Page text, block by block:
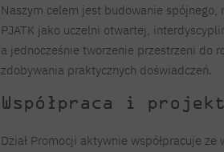
Naszym celem jest budowanie spójnego,
PJATK jako uczelni otwartej,
a jednocześnie tworzenie przestrzeni do
zdobywania praktycznych doświadczeń.
Współpraca i
Dział Promocji aktywnie współpracuje ze